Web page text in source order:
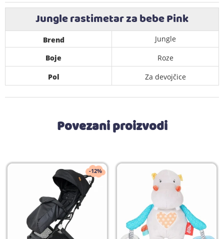
Jungle rastimetar za bebe Pink
Brend
Jungle
Boje
Roze
Pol
Za devojčice
Povezani proizvodi
-12%